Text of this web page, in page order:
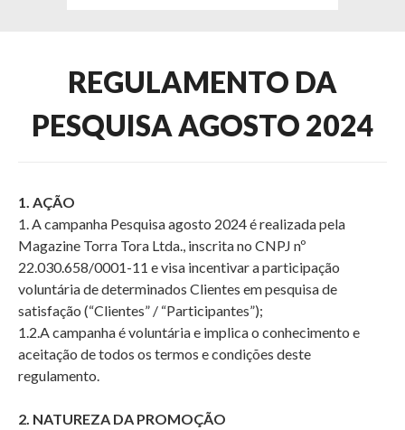
REGULAMENTO DA
PESQUISA AGOSTO 2024
1. AÇÃO
1. A campanha Pesquisa agosto 2024 é realizada pela
Magazine Torra Tora Ltda., inscrita no CNPJ nº
22.030.658/0001-11 e visa incentivar a participação
voluntária de determinados Clientes em pesquisa de
satisfação (“Clientes” / “Participantes”);
1.2.A campanha é voluntária e implica o conhecimento e
aceitação de todos os termos e condições deste
regulamento.
2. NATUREZA DA PROMOÇÃO